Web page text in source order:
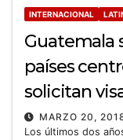
INTERNACIONAL
Guatemala
países
solicitan
MARZO 20,
Los últimos dos